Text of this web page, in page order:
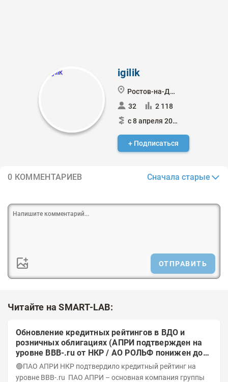
igilik
Ростов-на-Дону
32
2 118
с 8 апреля 2017
+ Подписаться
0 КОММЕНТАРИЕВ Сначала старые
ОТПРАВИТЬ
Читайте на SMART-LAB:
Обновление кредитных рейтингов в ВДО и
розничных облигациях (АПРИ подтвержден на
уровне BBB-.ru от НКР / АО РОЛЬФ понижен до
А-(RU) / Элит Строй присвоен на уровне BBB.ru)
🟢ПАО АПРИ НКР подтвердило кредитный рейтинг на
уровне BBB-.ru ПАО АПРИ – основная компания группы